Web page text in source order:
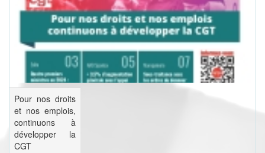
Pour nos droits
et nos emplois,
continuons à
développer la
CGT